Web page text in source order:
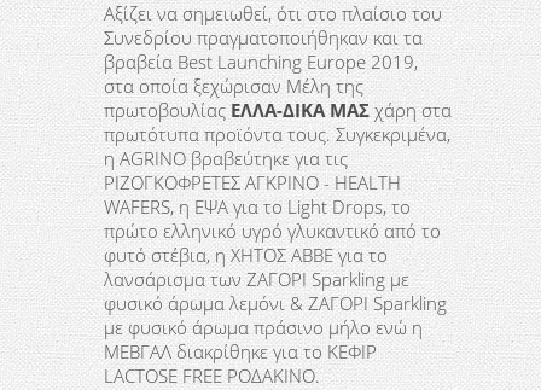
Αξίζει να σημειωθεί, ότι στο πλαίσιο του
Συνεδρίου πραγματοποιήθηκαν και τα
βραβεία Best Launching Europe 2019,
στα οποία ξεχώρισαν Μέλη της
πρωτοβουλίαςΕΛΛΑ-ΔΙΚΑ ΜΑΣχάρη στα
πρωτότυπα προϊόντα τους. Συγκεκριμένα,
η AGRINO βραβεύτηκε για τις
ΡΙΖΟΓΚΟΦΡΕΤΕΣ ΑΓΚΡΙΝΟ - HEALTH
WAFERS, η ΕΨΑ για το Light Drops, το
πρώτο ελληνικό υγρό γλυκαντικό από το
φυτό στέβια, η ΧΗΤΟΣ ΑΒΒΕ για το
λανσάρισμα των ΖΑΓΟΡΙ Sparkling με
φυσικό άρωμα λεμόνι & ΖΑΓΟΡΙ Sparkling
με φυσικό άρωμα πράσινο μήλο ενώ η
ΜΕΒΓΑΛ διακρίθηκε για το ΚΕΦΙΡ
LACTOSE FREE ΡΟΔΑΚΙΝΟ.